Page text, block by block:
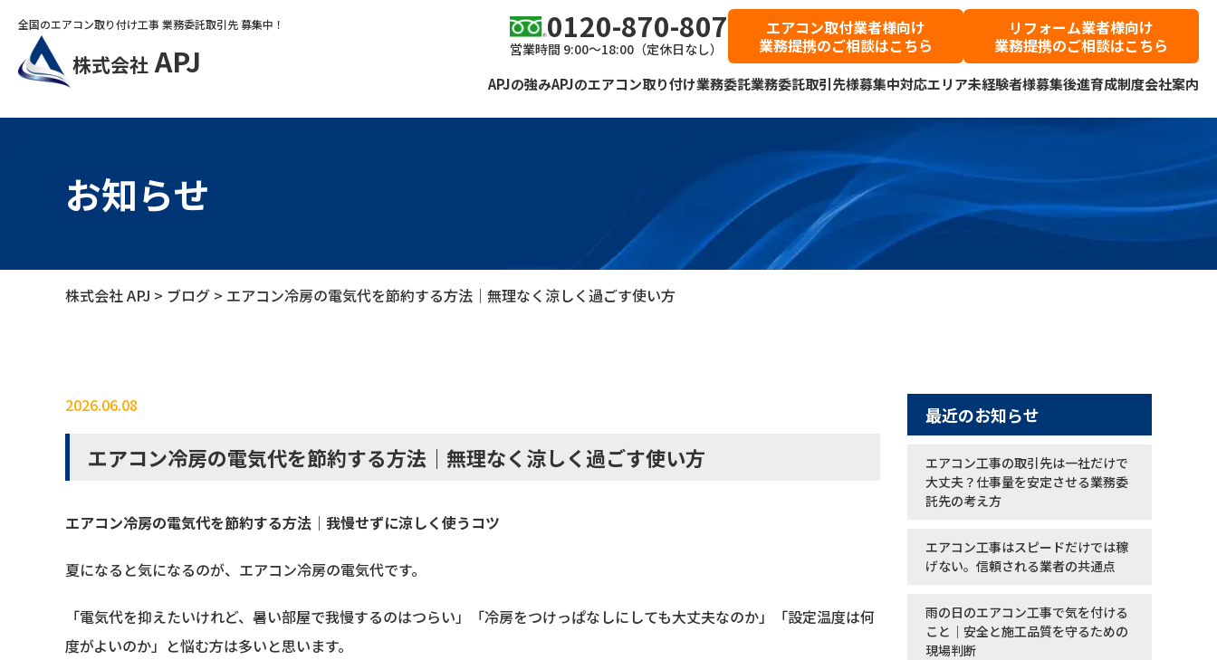
全国のエアコン取り付け工事 業務委託取引先 募集中！
株式会社 APJ
0120-870-807
営業時間 9:00～18:00（定休日なし）
エアコン取付業者様向け
業務提携のご相談はこちら
リフォーム業者様向け
業務提携のご相談はこちら
APJの強みAPJのエアコン取り付け業務委託業務委託取引先様募集中対応エリア未経験者様募集後進育成制度会社案内
お知らせ
株式会社 APJ > ブログ > エアコン冷房の電気代を節約する方法｜無理なく涼しく過ごす使い方
2026.06.08
エアコン冷房の電気代を節約する方法｜無理なく涼しく過ごす使い方
エアコン冷房の電気代を節約する方法｜我慢せずに涼しく使うコツ
夏になると気になるのが、エアコン冷房の電気代です。
「電気代を抑えたいけれど、暑い部屋で我慢するのはつらい」「冷房をつけっぱなしにしても大丈夫なのか」「設定温度は何
度がよいのか」と悩む方は多いと思います。
最近のお知らせ
エアコン工事の取引先は一社だけで
大丈夫？仕事量を安定させる業務委
託先の考え方
エアコン工事はスピードだけでは稼
げない。信頼される業者の共通点
雨の日のエアコン工事で気を付ける
こと｜安全と施工品質を守るための
現場判断